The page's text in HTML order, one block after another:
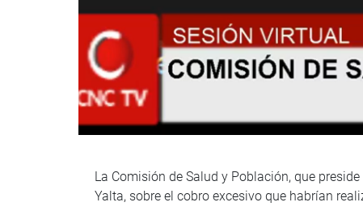
La Comisión de Salud y Población, que
Yalta, sobre el cobro excesivo que habrían